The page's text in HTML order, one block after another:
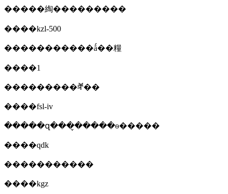
�����綯���������
����kzl-500
�����������ǻ��糧
����1
���������ʲⶨ��
����fsl-iv
�����զ���̬�����ѳ�����
����qdk
�����������
����kgz